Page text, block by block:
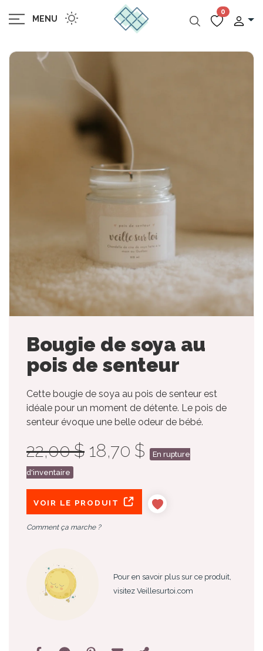
MENU
0
Bougie de soya au
pois de senteur
Cette bougie de soya au pois de senteur est
idéale pour un moment de détente. Le pois de
senteur évoque une belle odeur de bébé.
22,00 $ 18,70 $ En rupture
d'inventaire
VOIR LE PRODUIT
Comment ça marche ?
Pour en savoir plus sur ce produit,
visitez Veillesurtoi.com